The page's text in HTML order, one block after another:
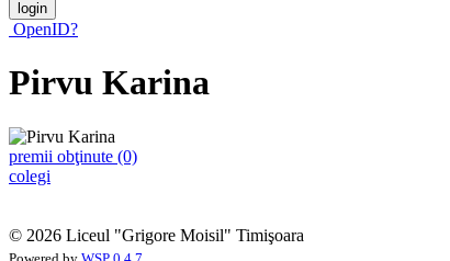
OpenID?
Pirvu Karina
premii obţinute (0)
colegi
© 2026 Liceul "Grigore Moisil" Timişoara